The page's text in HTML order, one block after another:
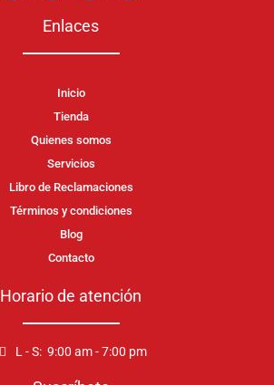
Enlaces
Inicio
Tienda
Quienes somos
Servicios
Libro de Reclamaciones
Términos y condiciones
Blog
Contacto
Horario de atención
L - S: 9:00 am - 7:00 pm